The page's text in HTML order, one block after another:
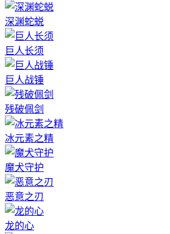
深渊蛇蜕
巨人长须
巨人战锤
残破佩剑
冰元素之精
魔犬守护
恶意之刃
龙的心